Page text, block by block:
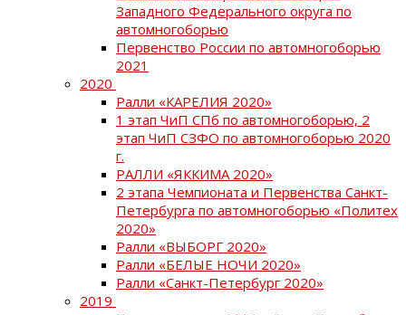
Западного Федерального округа по
автомногоборью
Первенство России по автомногоборью
2021
2020
Ралли «КАРЕЛИЯ 2020»
1 этап ЧиП СПб по автомногоборью, 2
этап ЧиП СЗФО по автомногоборью 2020
г.
РАЛЛИ «ЯККИМА 2020»
2 этапа Чемпионата и Первенства Санкт-
Петербурга по автомногоборью «Политех
2020»
Ралли «ВЫБОРГ 2020»
Ралли «БЕЛЫЕ НОЧИ 2020»
Ралли «Санкт-Петербург 2020»
2019